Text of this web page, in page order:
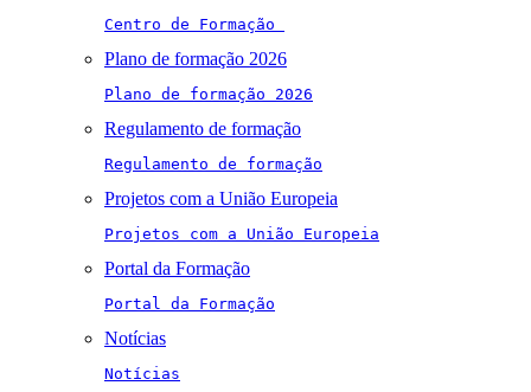
Centro de Formação
Plano de formação 2026
Plano de formação 2026
Regulamento de formação
Regulamento de formação
Projetos com a União Europeia
Projetos com a União Europeia
Portal da Formação
Portal da Formação
Notícias
Notícias